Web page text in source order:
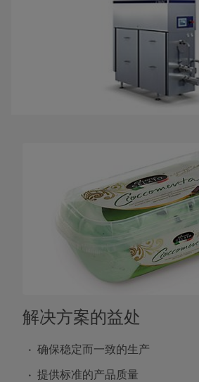
解决方案的益处
确保稳定而一致的生产
提供标准的产品质量